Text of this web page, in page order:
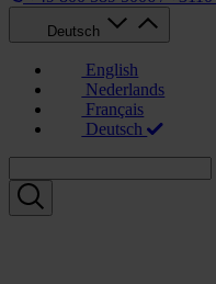
Deutsch
English
Nederlands
Français
Deutsch